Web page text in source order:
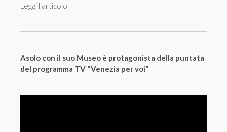
Leggi l'articolo
Asolo con il suo Museo è protagonista della puntata
del programma TV "Venezia per voi"